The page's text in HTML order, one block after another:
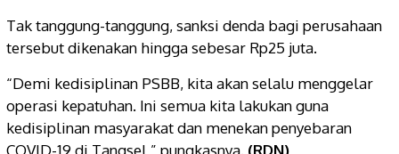
Tak tanggung-tanggung, sanksi denda bagi perusahaan
tersebut dikenakan hingga sebesar Rp25 juta.
“Demi kedisiplinan PSBB, kita akan selalu menggelar
operasi kepatuhan. Ini semua kita lakukan guna
kedisiplinan masyarakat dan menekan penyebaran
COVID-19 di Tangsel,” pungkasnya. (RDN)